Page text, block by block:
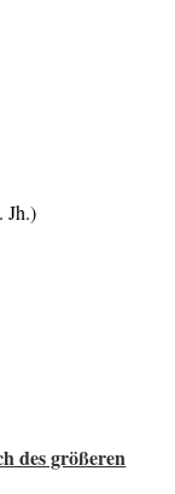
Jh.)
des größeren